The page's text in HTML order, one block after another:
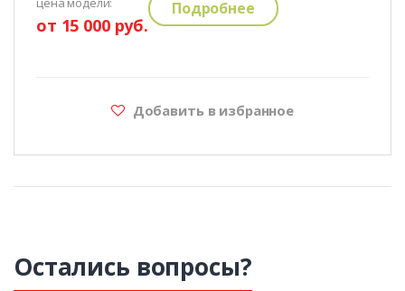
от 15 000 руб.
Подробнее
Добавить в избранное
Остались вопросы?